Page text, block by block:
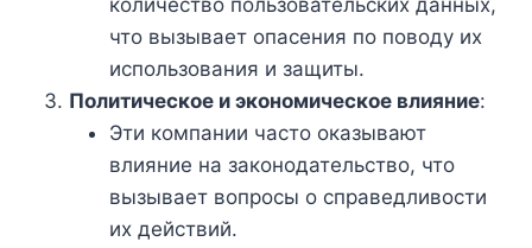
количество пользовательских данных,
что вызывает опасения по поводу их
использования и защиты.
Политическое и экономическое влияние:
Эти компании часто оказывают
влияние на законодательство, что
вызывает вопросы о справедливости
их действий.